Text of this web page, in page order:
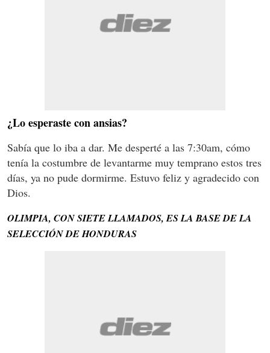
¿Lo esperaste con ansias?
Sabía que lo iba a dar. Me desperté a las 7:30am, cómo
tenía la costumbre de levantarme muy temprano estos tres
días, ya no pude dormirme. Estuvo feliz y agradecido con
Dios.
OLIMPIA, CON SIETE LLAMADOS, ES LA BASE DE LA
SELECCIÓN DE HONDURAS